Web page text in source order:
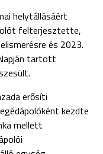
helytállásáért
felterjesztette,
és 2023.
tartott
erősíti
kezdte
mellett